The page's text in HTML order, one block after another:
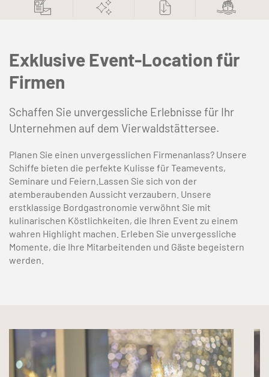
Exklusive Event-Location für
Firmen
Schaffen Sie unvergessliche Erlebnisse für Ihr
Unternehmen auf dem Vierwaldstättersee.
Planen Sie einen unvergesslichen Firmenanlass? Unsere
Schiffe bieten die perfekte Kulisse für Teamevents,
Seminare und Feiern.Lassen Sie sich von der
atemberaubenden Aussicht verzaubern. Unsere
erstklassige Bordgastronomie verwöhnt Sie mit
kulinarischen Köstlichkeiten, die Ihren Event zu einem
wahren Highlight machen. Erleben Sie unvergessliche
Momente, die Ihre Mitarbeitenden und Gäste begeistern
werden.